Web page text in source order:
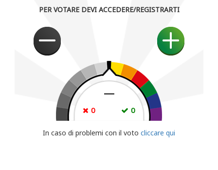
PER VOTARE DEVI ACCEDERE/REGISTRARTI
—
0 0
CONDIVIDI IL TUO VOTO
In caso di problemi con il voto cliccare qui